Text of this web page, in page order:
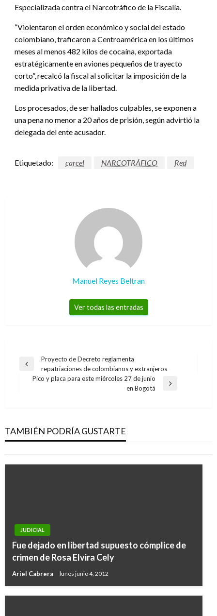
Especializada contra el Narcotráfico de la Fiscalía.
“Violentaron el orden económico y social del estado
colombiano, traficaron a Centroamérica en los últimos
meses al menos 482 kilos de cocaína, exportada
estratégicamente en aviones pequeños de trayecto
corto”, recalcó la fiscal al solicitar la imposición de la
medida privativa de la libertad.
Los procesados, de ser hallados culpables, se exponen a
una pena no menor a 20 años de prisión, según advirtió la
delegada del ente acusador.
Etiquetado: carcel NARCOTRÁFICO Red
Manuel Reyes Beltran
Ver todas las entradas
Navegación
Entrada
anterior
Proyecto de Decreto reglamenta
repatriaciones de colombianos y extranjeros
Pico y placa para este miércoles 27 de junio
en Bogotá
TAMBIÉN PODRÍA GUSTARTE
reducir índices de criminalidad
Manuel Reyes Beltran miércoles marzo 6, 2019
JUDICIAL
Fue dejado en libertad supuesto cómplice de
crimen de Rosa Elvira Cely
Ariel Cabrera lunes junio 4, 2012